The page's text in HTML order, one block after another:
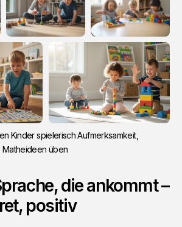
Kinder spielerisch Aufmerksamkeit,
Matheideen üben
die ankommt –
positiv